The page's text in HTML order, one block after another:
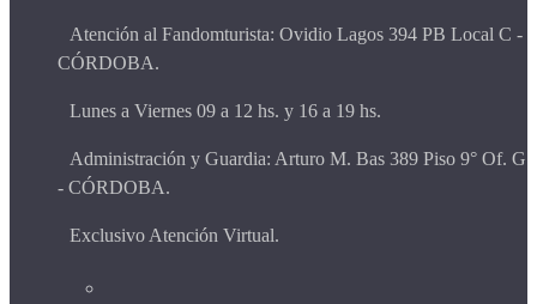
Atención al Fandomturista: Ovidio Lagos 394 PB Local C -
CÓRDOBA.
Lunes a Viernes 09 a 12 hs. y 16 a 19 hs.
Administración y Guardia: Arturo M. Bas 389 Piso 9° Of. G
- CÓRDOBA.
Exclusivo Atención Virtual.